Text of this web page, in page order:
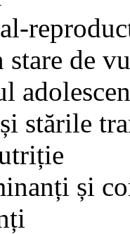
stare de
stările
și